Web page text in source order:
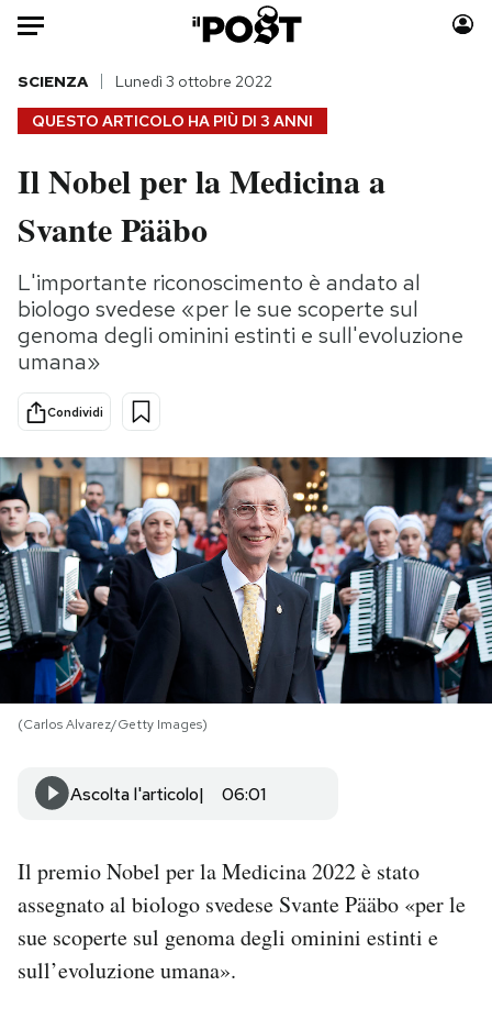
Auto
HOME
Italia
Politica
Tecnologia
Internet
Scienza
Cultura
Economia
Moda
Storie/Idee
Ok Boomer!
Media
PODCAST
NEWSLETTER
I MIEI PREFERITI
AREA PERSONALE
Area Personale
Newsletter
QUESTO ARTICOLO HA PIÙ DI 3 ANNI
SCIENZA Lunedì 3 ottobre 2022
Il Nobel per la Medicina a
Svante Pääbo
L'importante riconoscimento è andato al
biologo svedese «per le sue scoperte sul
genoma degli ominini estinti e sull'evoluzione
umana»
Condividi
(Carlos Alvarez/Getty Images)
Ascolta l'articolo 06:01
Il premio Nobel per la Medicina 2022 è stato
assegnato al biologo svedese Svante Pääbo «per le
sue scoperte sul genoma degli ominini estinti e
sull’evoluzione umana».